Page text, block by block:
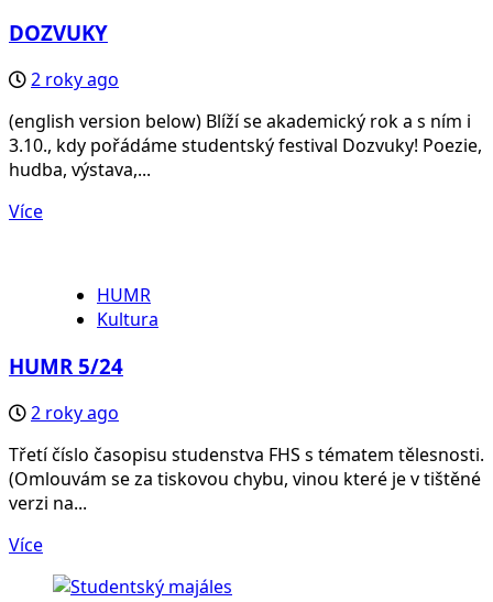
DOZVUKY
2 roky ago
(english version below) Blíží se akademický rok a s ním i
3.10., kdy pořádáme studentský festival Dozvuky! Poezie,
hudba, výstava,...
Více
HUMR
Kultura
HUMR 5/24
2 roky ago
Třetí číslo časopisu studenstva FHS s tématem tělesnosti.
(Omlouvám se za tiskovou chybu, vinou které je v tištěné
verzi na...
Více